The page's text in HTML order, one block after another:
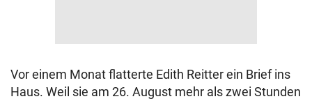
Vor einem Monat flatterte Edith Reitter ein Brief ins
Haus. Weil sie am 26. August mehr als zwei Stunden